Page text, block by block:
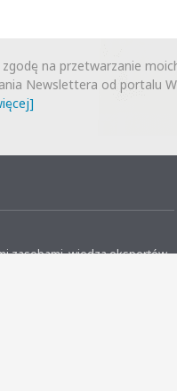
na przetwarzanie
Newslettera od portalu
zasobami, wiedzą ekspertów,